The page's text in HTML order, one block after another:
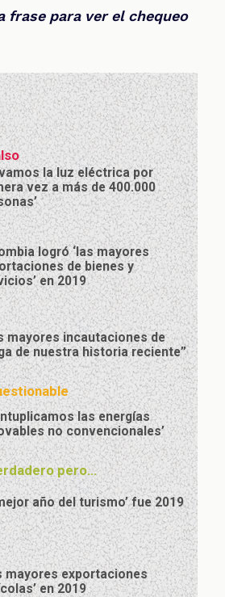
frase para ver el chequeo
la luz eléctrica por
vez a más de 400.000
logró ‘las mayores
de bienes y
en 2019
mayores incautaciones de
de nuestra historia reciente”
las energías
no convencionales’
pero...
año del turismo’ fue 2019
mayores exportaciones
en 2019